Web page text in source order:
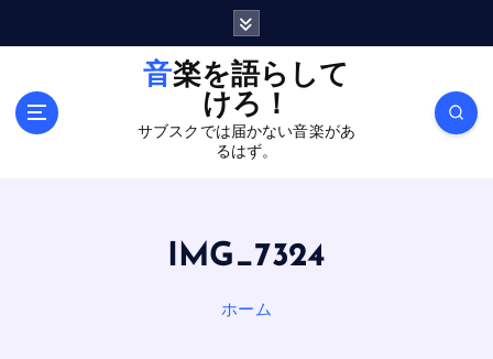
音楽を語らして
けろ！
サブスクでは届かない音楽があ
るはず。
IMG_7324
ホーム